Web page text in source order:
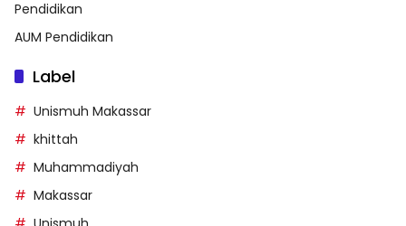
Pendidikan
AUM Pendidikan
Label
Unismuh Makassar
khittah
Muhammadiyah
Makassar